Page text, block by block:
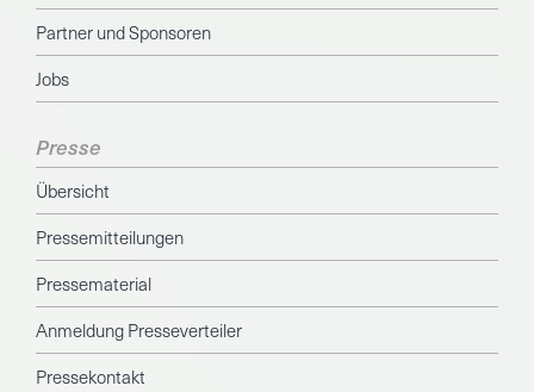
Partner und Sponsoren
Jobs
Presse
Übersicht
Pressemitteilungen
Pressematerial
Anmeldung Presseverteiler
Pressekontakt